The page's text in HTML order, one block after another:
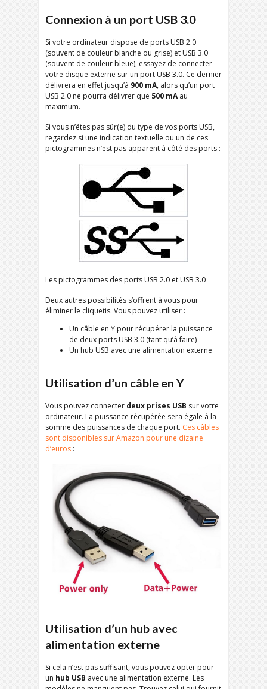
Connexion à un port USB 3.0
Si votre ordinateur dispose de ports USB 2.0
(souvent de couleur blanche ou grise) et USB 3.0
(souvent de couleur bleue), essayez de connecter
votre disque externe sur un port USB 3.0. Ce dernier
délivrera en effet jusqu’à 900 mA, alors qu’un port
USB 2.0 ne pourra délivrer que 500 mAau
maximum.
Si vous n’êtes pas sûr(e) du type de vos ports USB,
regardez si une indication textuelle ou un de ces
pictogrammes n’est pas apparent à côté des ports :
Les pictogrammes des ports USB 2.0 et USB 3.0
Deux autres possibilités s’offrent à vous pour
éliminer le cliquetis. Vous pouvez utiliser :
Un câble en Y pour récupérer la puissance
de deux ports USB 3.0 (tant qu’à faire)
Un hub USB avec une alimentation externe
Utilisation d’un câble en Y
Vous pouvez connecter deux prises USB sur votre
ordinateur. La puissance récupérée sera égale à la
somme des puissances de chaque port. Ces câbles
sont disponibles sur Amazon pour une dizaine
d’euros :
Utilisation d’un hub avec
alimentation externe
Si cela n’est pas suffisant, vous pouvez opter pour
un hub USB avec une alimentation externe. Les